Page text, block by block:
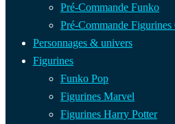
Pré-Commande Funko
Pré-Commande
Personnages & univers
Figurines
Funko Pop
Figurines Marvel
Figurines Harry Potter